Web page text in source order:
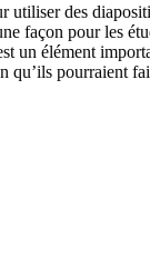
utiliser des
façon pour les
un élément
qu’ils pourraient